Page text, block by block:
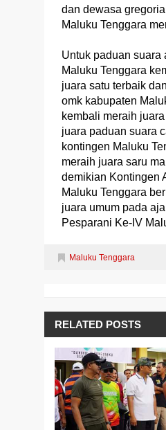
dan dewasa
Maluku Tenggara
Untuk paduan suara
Maluku Tenggara
juara satu terbaik
omk kabupaten
kembali meraih
juara paduan suara
kontingen Maluku
meraih juara saru
demikian Kontingen
Maluku Tenggara
juara umum pada
Pesparani Ke-IV
Maluku Tenggara
RELATED POSTS